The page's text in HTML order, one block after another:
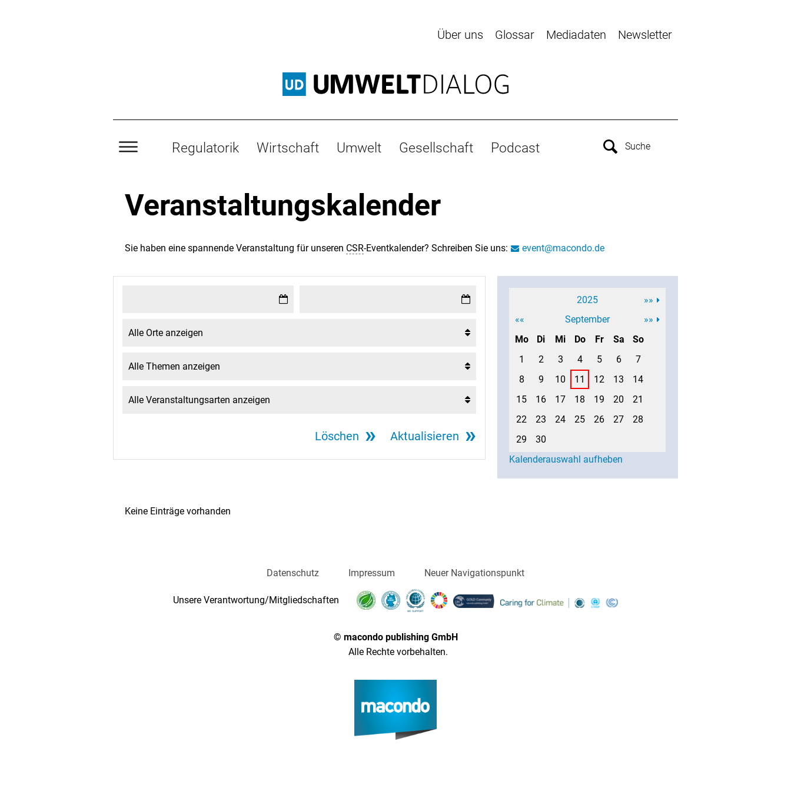
Über uns Glossar Mediadaten Newsletter
Regulatorik Wirtschaft Umwelt Gesellschaft Podcast
Veranstaltungskalender
Sie haben eine spannende Veranstaltung für unseren CSR-Eventkalender? Schreiben Sie uns: event@macondo.de
Löschen Aktualisieren
2025
»»
««
September
»»
Mo
Di Mi Do Fr Sa
So
1
2 3 4 5 6
7
8
9 10 11 12 13
14
15
16 17 18 19 20
21
22
23 24 25 26 27
28
29
30
Kalenderauswahl aufheben
Keine Einträge vorhanden
Datenschutz Impressum Neuer Navigationspunkt
Unsere Verantwortung/Mitgliedschaften
© macondo publishing GmbH
Alle Rechte vorbehalten.